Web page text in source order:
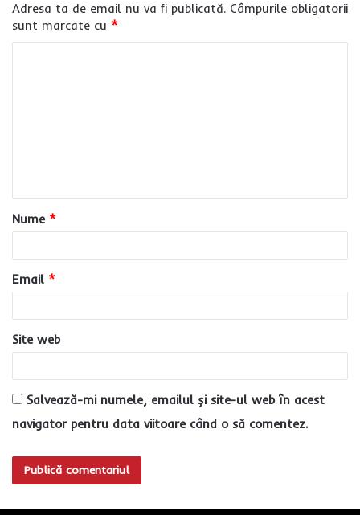
Adresa ta de email nu va fi publicată. Câmpurile obligatorii
sunt marcate cu *
a
r
u
*
Nume *
Email *
Site web
Salvează-mi numele, emailul și site-ul web în acest
navigator pentru data viitoare când o să comentez.